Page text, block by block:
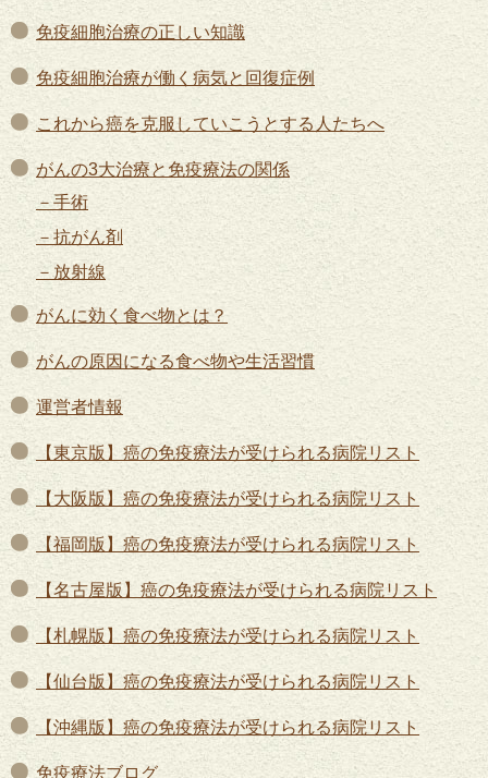
免疫細胞治療の正しい知識
免疫細胞治療が働く病気と回復症例
これから癌を克服していこうとする人たちへ
がんの3大治療と免疫療法の関係
手術
抗がん剤
放射線
がんに効く食べ物とは？
がんの原因になる食べ物や生活習慣
運営者情報
【東京版】癌の免疫療法が受けられる病院リスト
【大阪版】癌の免疫療法が受けられる病院リスト
【福岡版】癌の免疫療法が受けられる病院リスト
【名古屋版】癌の免疫療法が受けられる病院リスト
【札幌版】癌の免疫療法が受けられる病院リスト
【仙台版】癌の免疫療法が受けられる病院リスト
【沖縄版】癌の免疫療法が受けられる病院リスト
免疫療法ブログ